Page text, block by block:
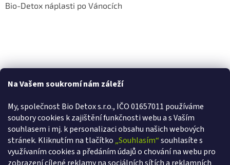
Na Vašem soukromí nám záleží
My, společnost Bio Detox s.r.o., IČO 01657011 používáme
soubory cookies k zajištění funkčnosti webu a s Vaším
souhlasem i mj. k personalizaci obsahu našich webových
stránek. Kliknutím na tlačítko „Souhlasím“souhlasíte s
využívaním cookies a předáním údajů o chování na webu pro
Bio-Detox náplasti po Vánocích